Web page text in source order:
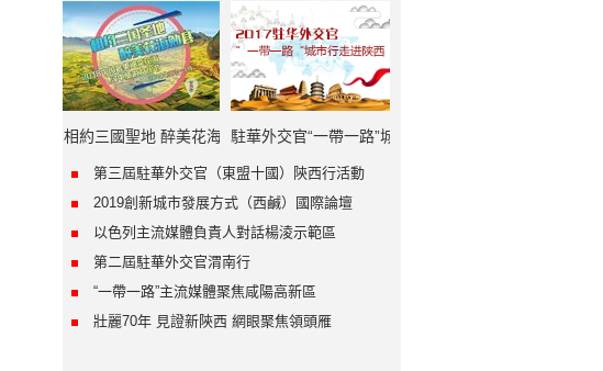
年·“一帶一路”中外記者
大型採訪活動
相約三國聖地 醉美花海
勉縣
駐華外交官“一帶一路”城
市行走進陝西
第三屆駐華外交官（東盟十國）陝西行活動
2019創新城市發展方式（西鹹）國際論壇
以色列主流媒體負責人對話楊淩示範區
第二屆駐華外交官渭南行
“一帶一路”主流媒體聚焦咸陽高新區
壯麗70年 見證新陝西 網眼聚焦領頭雁